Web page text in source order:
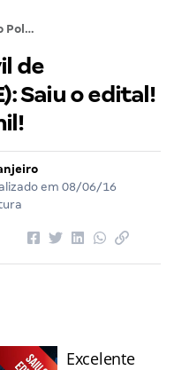
Concurso Polícia Civil de Pernambuco (PC-PE): Saiu o edital! Inicial de até R$12 mil!
de
Saiu o edital!
em 08/06/16
Excelente